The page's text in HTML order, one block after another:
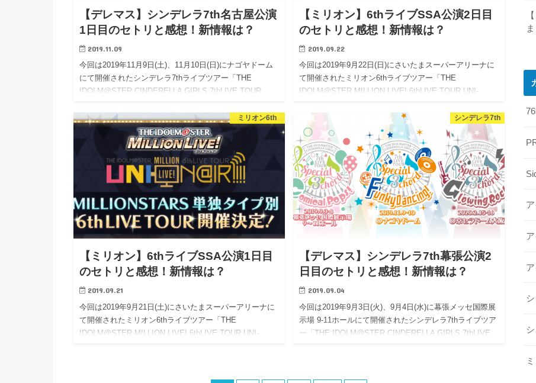
【デレマス】シンデレラ7th名古屋公演
1日目のセトリと感想！新情報は？
2019.11.09
今回は2019年11月9日(土)、11月10日(日)にナゴヤドーム
にて開催されたシンデレラ7thライブツアー「THE
IDOLM@STER CINDERELLA GIRLS 7thLIVE TOUR
【ミリオン】6thライブSSA公演2日目
のセトリと感想！新情報は？
2019.09.22
今回は2019年9月22日(日)にさいたまスーパーアリーナに
て開催されたミリオン6thライブツアー「THE
IDOLM@STER MILLION LIVE! 6thLIVE TOUR UNI-
ミリオン6th
【ミリオン】6thライブSSA公演1日目
のセトリと感想！新情報は？
2019.09.21
今回は2019年9月21日(土)にさいたまスーパーアリーナに
て開催されたミリオン6thライブツアー「THE
IDOLM@STER MILLION LIVE! 6thLIVE TOUR UNI-
シンデレラ7th
【デレマス】シンデレラ7th幕張公演2
日目のセトリと感想！新情報は？
2019.09.04
今回は2019年9月3日(火)、9月4日(水)に幕張メッセ国際展
示場 9-11ホールにて開催されたシンデレラ7thライブツア
ー「THE IDOLM@STER CINDERELLA GIRLS 7thLIVE